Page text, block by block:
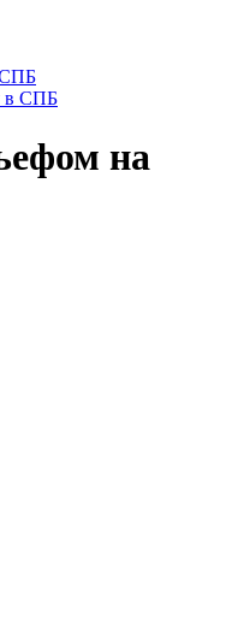
СПБ
в СПБ
на